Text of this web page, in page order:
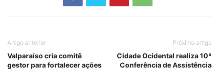
Artigo anterior
Valparaíso cria comitê
gestor para fortalecer ações
Próximo artigo
Cidade Ocidental realiza 10ª
Conferência de Assistência